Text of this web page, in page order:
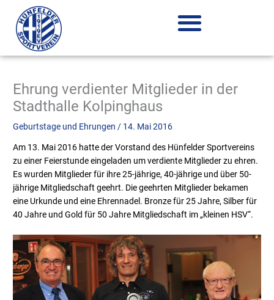
Inhalt
springen
Ehrung verdienter Mitglieder in der
Stadthalle Kolpinghaus
Geburtstage und Ehrungen / 14. Mai 2016
Am 13. Mai 2016 hatte der Vorstand des Hünfelder Sportvereins
zu einer Feierstunde eingeladen um verdiente Mitglieder zu ehren.
Es wurden Mitglieder für ihre 25-jährige, 40-jährige und über 50-
jährige Mitgliedschaft geehrt. Die geehrten Mitglieder bekamen
eine Urkunde und eine Ehrennadel. Bronze für 25 Jahre, Silber für
40 Jahre und Gold für 50 Jahre Mitgliedschaft im „kleinen HSV“.